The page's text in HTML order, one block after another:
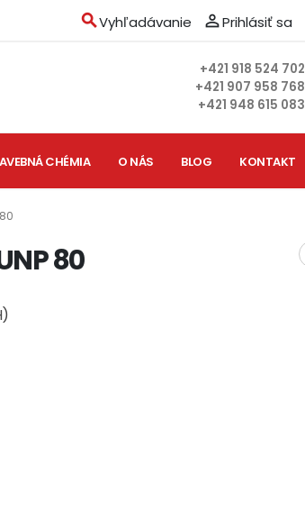
searchVyhľadávanie person_outlinePrihlásiť sa
+421 918 524 702
+421 907 958 768
+421 948 615 083
CHÉMIA O NÁS BLOG KONTAKT
80